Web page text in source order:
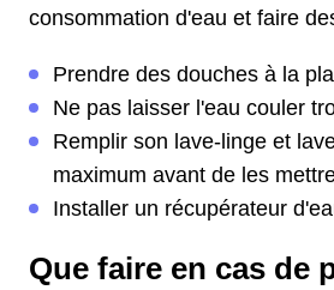
consommation d'eau et faire
Prendre des douches à la
Ne pas laisser l'eau couler
Remplir son lave-linge et
maximum avant de les
Installer un récupérateur
Que faire en cas de